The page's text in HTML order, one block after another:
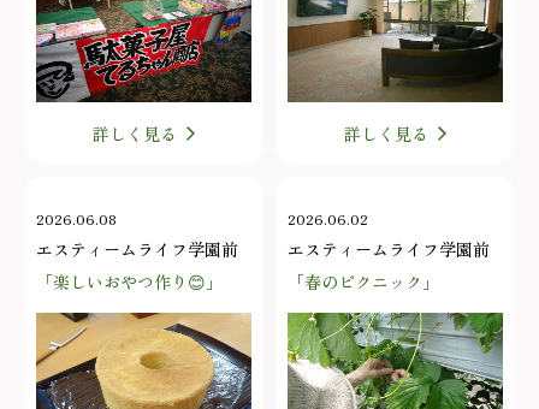
詳しく見る 詳しく見る
2026.06.08
エスティームライフ学園前
「楽しいおやつ作り😊」
2026.06.02
エスティームライフ学園前
「春のピクニック」